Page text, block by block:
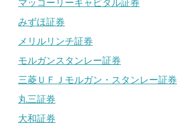
マッコーリーキャピタル証券
みずほ証券
メリルリンチ証券
モルガンスタンレー証券
三菱ＵＦＪモルガン・スタンレー証券
丸三証券
大和証券